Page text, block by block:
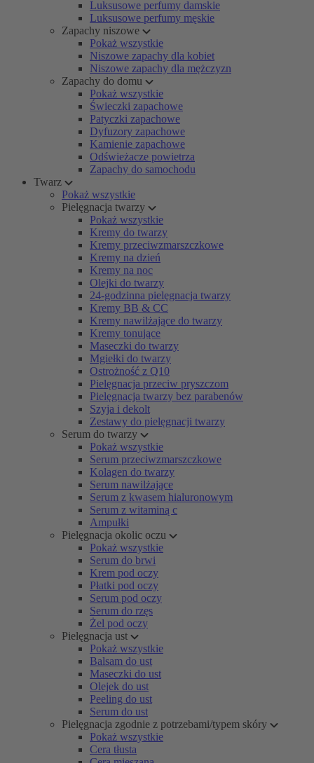
Luksusowe perfumy damskie
Luksusowe perfumy męskie
Zapachy niszowe
Pokaż wszystkie
Niszowe zapachy dla kobiet
Niszowe zapachy dla mężczyzn
Zapachy do domu
Pokaż wszystkie
Świeczki zapachowe
Patyczki zapachowe
Dyfuzory zapachowe
Kamienie zapachowe
Odświeżacze powietrza
Zapachy do samochodu
Twarz
Pokaż wszystkie
Pielęgnacja twarzy
Pokaż wszystkie
Kremy do twarzy
Kremy przeciwzmarszczkowe
Kremy na dzień
Kremy na noc
Olejki do twarzy
24-godzinna pielęgnacja twarzy
Kremy BB & CC
Kremy nawilżające do twarzy
Kremy tonujące
Maseczki do twarzy
Mgiełki do twarzy
Ostrożność z Q10
Pielęgnacja przeciw pryszczom
Pielęgnacja twarzy bez parabenów
Szyja i dekolt
Zestawy do pielęgnacji twarzy
Serum do twarzy
Pokaż wszystkie
Serum przeciwzmarszczkowe
Kolagen do twarzy
Serum nawilżające
Serum z kwasem hialuronowym
Serum z witaminą c
Ampułki
Pielęgnacja okolic oczu
Pokaż wszystkie
Serum do brwi
Krem pod oczy
Płatki pod oczy
Serum pod oczy
Serum do rzęs
Żel pod oczy
Pielęgnacja ust
Pokaż wszystkie
Balsam do ust
Maseczki do ust
Olejek do ust
Peeling do ust
Serum do ust
Pielęgnacja zgodnie z potrzebami/typem skóry
Pokaż wszystkie
Cera tłusta